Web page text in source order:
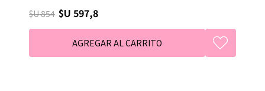
$U 854 $U 597,8